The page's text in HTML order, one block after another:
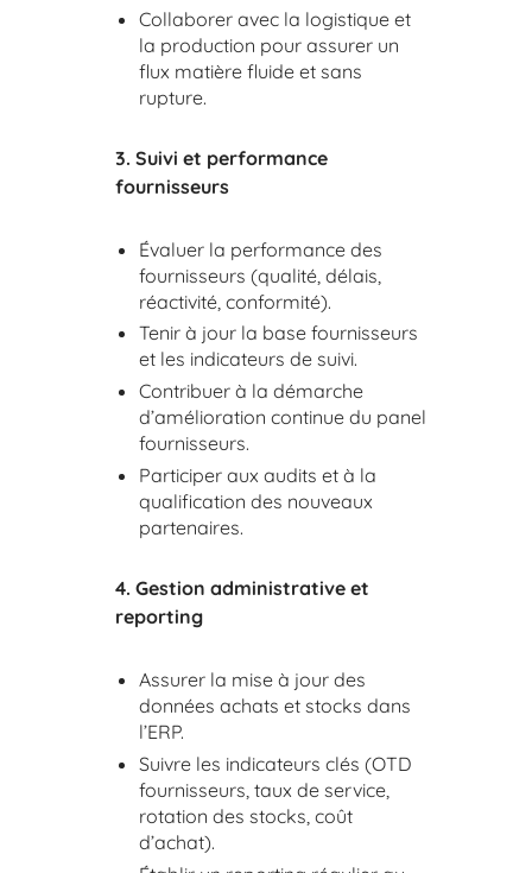
Collaborer avec la logistique et
la production pour assurer un
flux matière fluide et sans
rupture.
3. Suivi et performance
fournisseurs
Évaluer la performance des
fournisseurs (qualité, délais,
réactivité, conformité).
Tenir à jour la base fournisseurs
et les indicateurs de suivi.
Contribuer à la démarche
d’amélioration continue du panel
fournisseurs.
Participer aux audits et à la
qualification des nouveaux
partenaires.
4. Gestion administrative et
reporting
Assurer la mise à jour des
données achats et stocks dans
l’ERP.
Suivre les indicateurs clés (OTD
fournisseurs, taux de service,
rotation des stocks, coût
d’achat).